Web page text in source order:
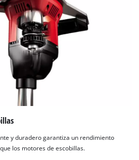
y duradero garantiza un rendimiento
los motores de escobillas.